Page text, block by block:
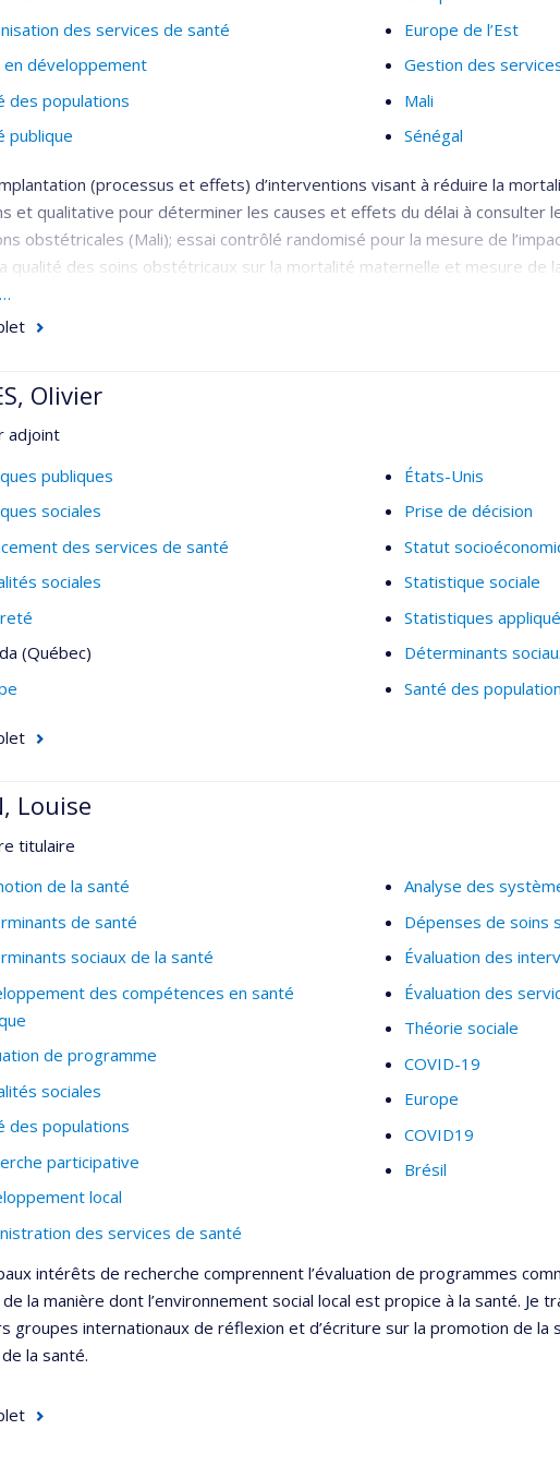
des services de santé
en développement
des populations
publique
Europe de l’Est
Gestion des
Mali
Sénégal
(processus et effets) d’interventions visant à réduire la
et qualitative pour déterminer les causes et effets du délai à consulter
obstétricales (Mali); essai contrôlé randomisé pour la mesure de
qualité des soins obstétricaux sur la mortalité maternelle et mesure de
de santé (Sénégal et Mali). Déterminants de la santé; pays en
des services de santé; ressources humaines.
Olivier
adjoint
publiques
sociales
des services de santé
sociales
(Québec)
États-Unis
Prise de décision
Statut
Statistique sociale
Statistiques
Déterminants
Santé des
Louise
titulaire
de la santé
de santé
sociaux de la santé
des compétences en santé
de programme
sociales
des populations
participative
local
des services de santé
Analyse des
Dépenses de soins
Évaluation des
Évaluation des
Théorie sociale
COVID-19
Europe
COVID19
Brésil
intérêts de recherche comprennent l’évaluation de programmes
la manière dont l’environnement social local est propice à la santé. Je
groupes internationaux de réflexion et d’écriture sur la promotion de la
la santé.